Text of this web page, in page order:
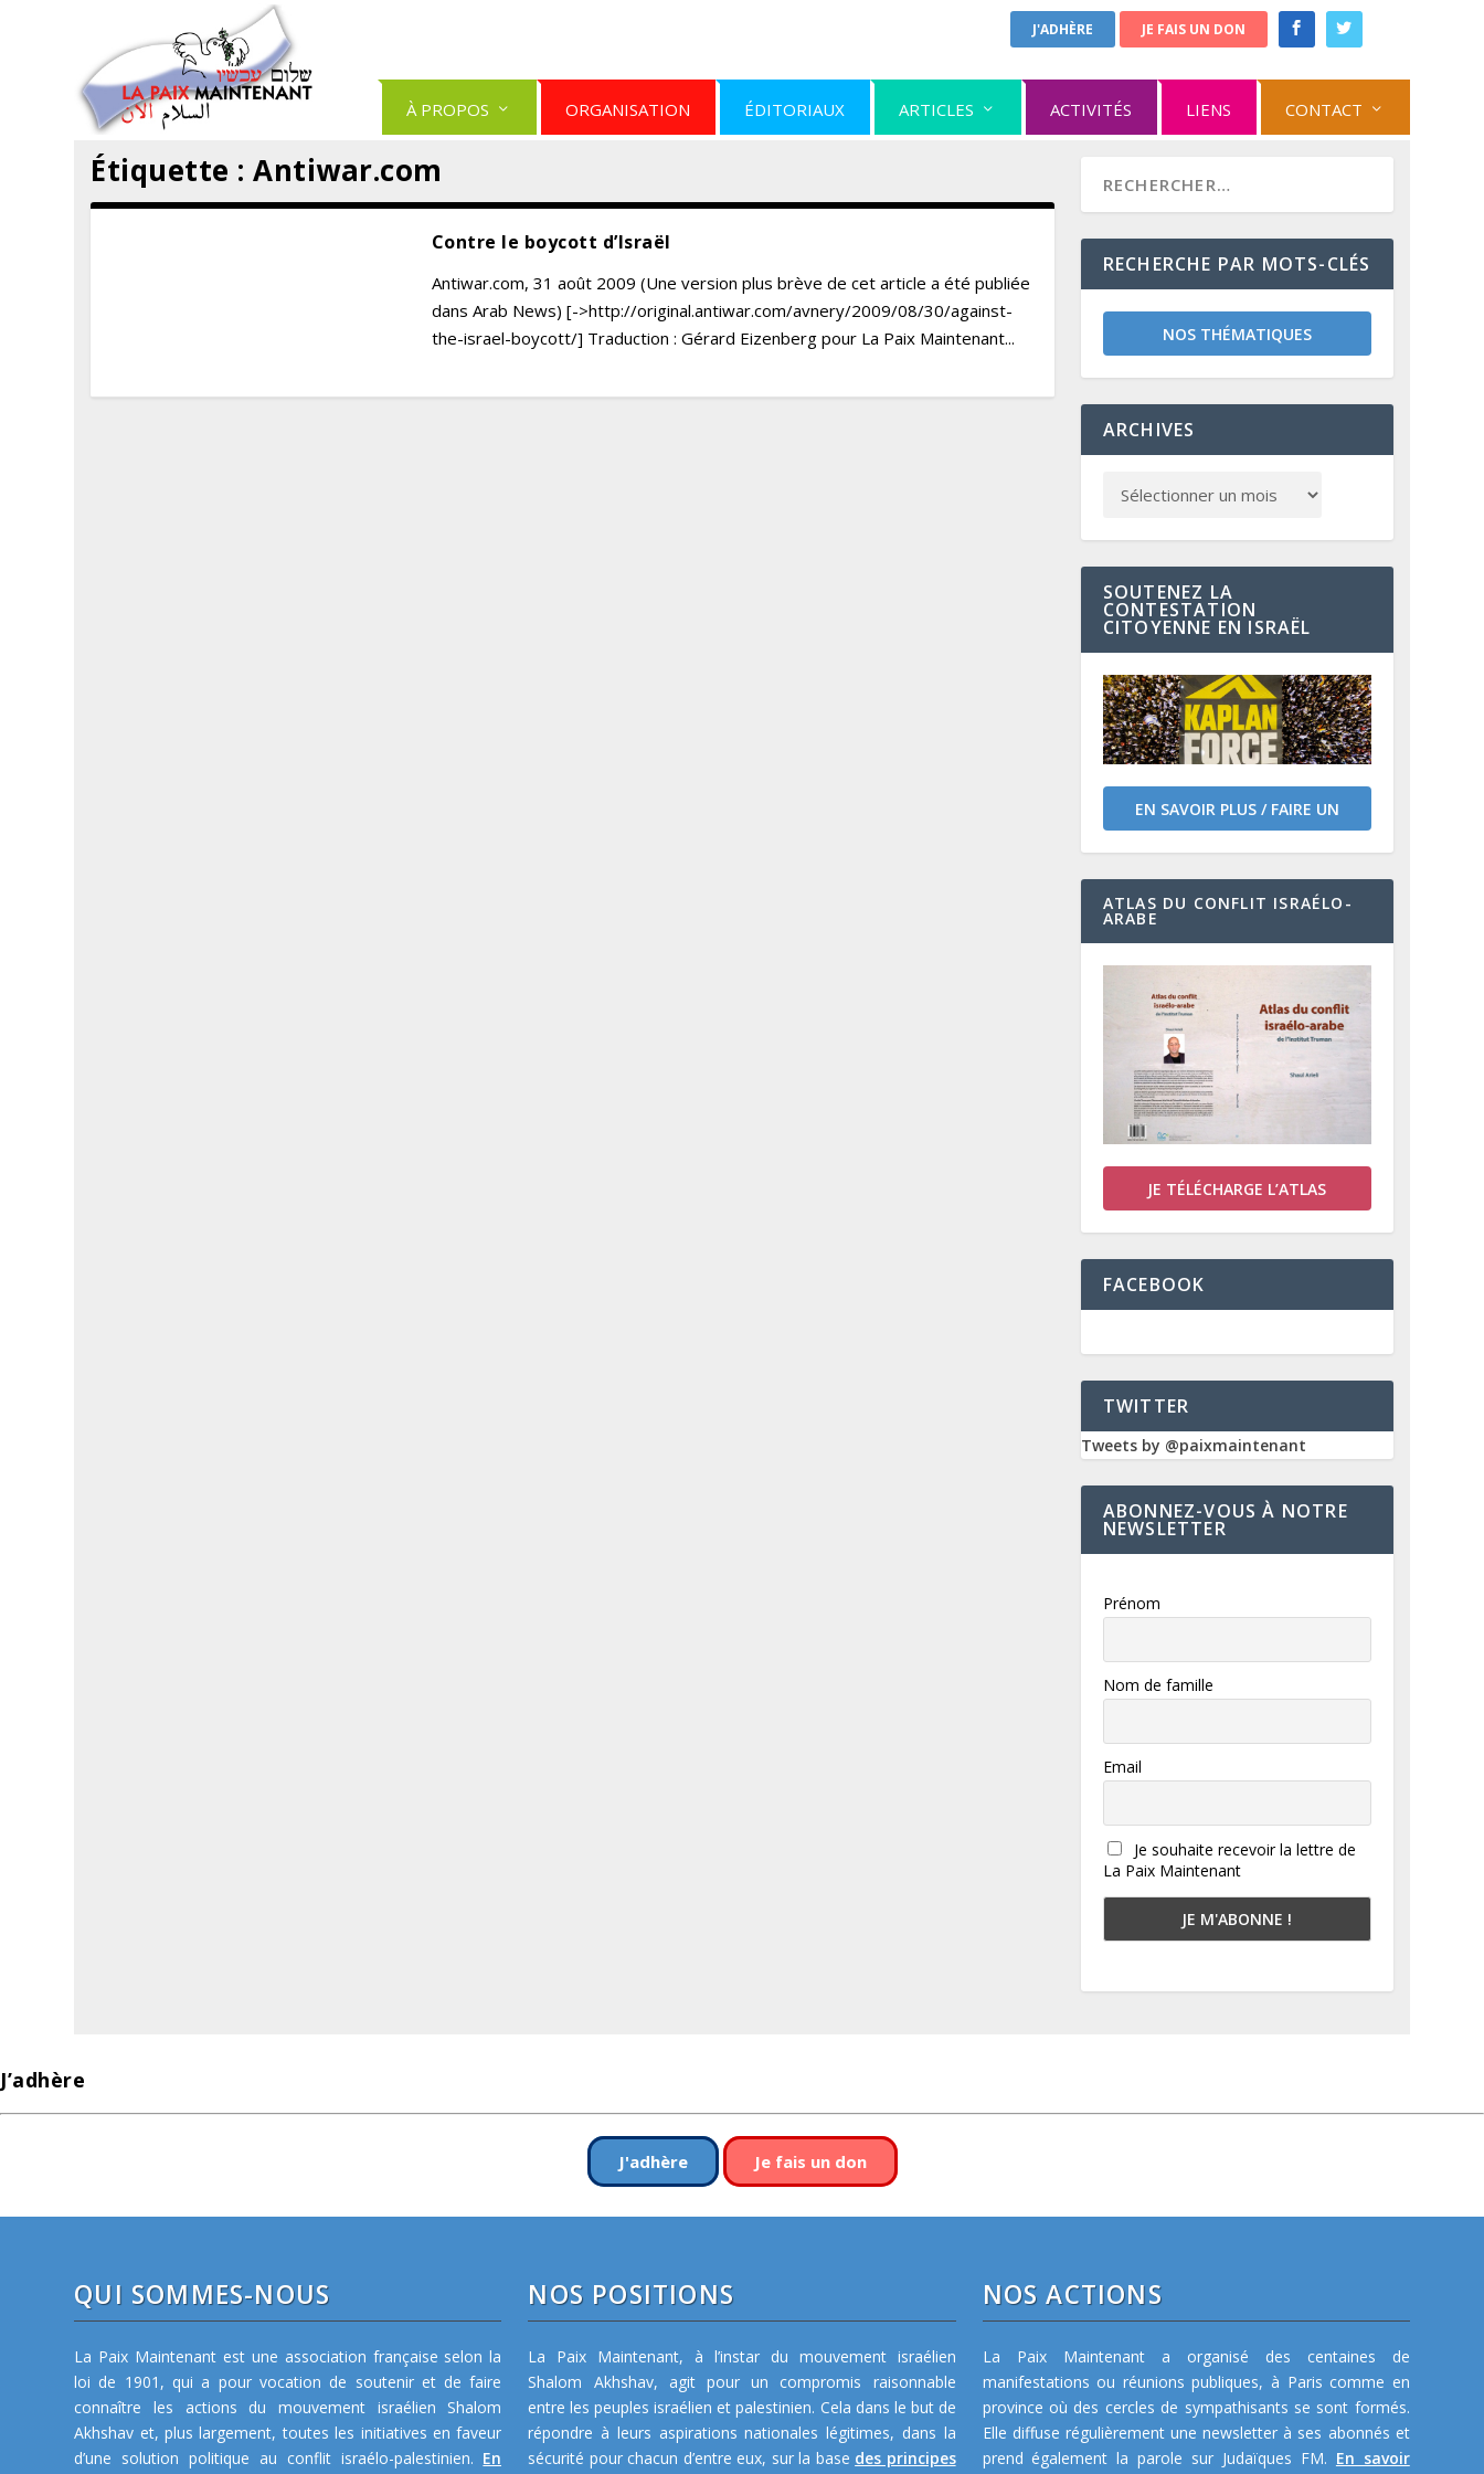
J'ADHÈRE JE FAIS UN DON
À PROPOS ORGANISATION ÉDITORIAUX ARTICLES ACTIVITÉS LIENS CONTACT
Étiquette :Antiwar.com
Contre le boycott d’Israël
Antiwar.com, 31 août 2009 (Une version plus brève de cet article a été publiée
dans Arab News) [->http://original.antiwar.com/avnery/2009/08/30/against-
the-israel-boycott/] Traduction : Gérard Eizenberg pour La Paix Maintenant...
RECHERCHE PAR MOTS-CLÉS
NOS THÉMATIQUES
ARCHIVES
SOUTENEZ LA
CONTESTATION
CITOYENNE EN ISRAËL
EN SAVOIR PLUS / FAIRE UN
DON
ATLAS DU CONFLIT ISRAÉLO-
ARABE
JE TÉLÉCHARGE L’ATLAS
FACEBOOK
TWITTER
Tweets by @paixmaintenant
ABONNEZ-VOUS À NOTRE
NEWSLETTER
Prénom
Nom de famille
Email
Je souhaite recevoir la lettre de
La Paix Maintenant
J’adhère
J'adhère Je fais un don
QUI SOMMES-NOUS
La Paix Maintenant est une association française selon la
loi de 1901, qui a pour vocation de soutenir et de faire
connaître les actions du mouvement israélien Shalom
Akhshav et, plus largement, toutes les initiatives en faveur
d’une solution politique au conflit israélo-palestinien. En
NOS POSITIONS
La Paix Maintenant, à l’instar du mouvement israélien
Shalom Akhshav, agit pour un compromis raisonnable
entre les peuples israélien et palestinien. Cela dans le but de
répondre à leurs aspirations nationales légitimes, dans la
sécurité pour chacun d’entre eux, sur la base des principes
NOS ACTIONS
La Paix Maintenant a organisé des centaines de
manifestations ou réunions publiques, à Paris comme en
province où des cercles de sympathisants se sont formés.
Elle diffuse régulièrement une newsletter à ses abonnés et
prend également la parole sur Judaïques FM. En savoir